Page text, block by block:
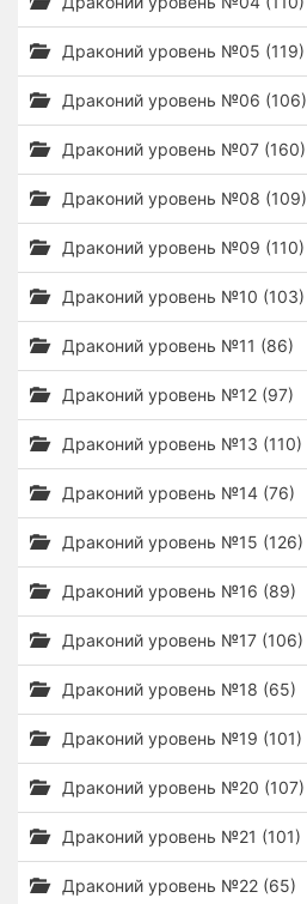
Драконий уровень №05 (119)
Драконий уровень №06 (106)
Драконий уровень №07 (160)
Драконий уровень №08 (109)
Драконий уровень №09 (110)
Драконий уровень №10 (103)
Драконий уровень №11 (86)
Драконий уровень №12 (97)
Драконий уровень №13 (110)
Драконий уровень №14 (76)
Драконий уровень №15 (126)
Драконий уровень №16 (89)
Драконий уровень №17 (106)
Драконий уровень №18 (65)
Драконий уровень №19 (101)
Драконий уровень №20 (107)
Драконий уровень №21 (101)
Драконий уровень №22 (65)